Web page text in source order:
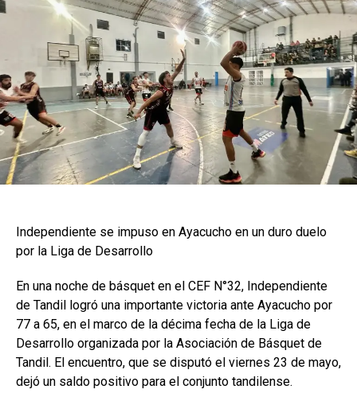
Independiente se impuso en Ayacucho en un duro duelo
por la Liga de Desarrollo
En una noche de básquet en el CEF N°32, Independiente
de Tandil logró una importante victoria ante Ayacucho por
77 a 65, en el marco de la décima fecha de la Liga de
Desarrollo organizada por la Asociación de Básquet de
Tandil. El encuentro, que se disputó el viernes 23 de mayo,
dejó un saldo positivo para el conjunto tandilense.